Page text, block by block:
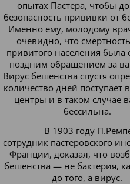
опытах Пастера, чтобы
безопасность прививки от
Именно ему, молодому
очевидно, что
привитого населения была
поздним обращением за
Вирус бешенства спустя
количество дней поступает
центры и в таком случае
бессильна.
В 1903 году
сотрудник пастеровского
Франции, доказал, что
бешенства — не бактерия,
до того, а вирус.